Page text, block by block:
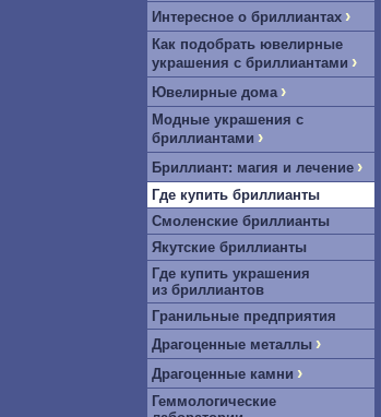
Интересное о бриллиантах ›
Как подобрать ювелирные
украшения с бриллиантами ›
Ювелирные дома ›
Модные украшения с
бриллиантами ›
Бриллиант: магия и лечение ›
Где купить бриллианты
Смоленские бриллианты
Якутские бриллианты
Где купить украшения
из бриллиантов
Гранильные предприятия
Драгоценные металлы ›
Драгоценные камни ›
Геммологические